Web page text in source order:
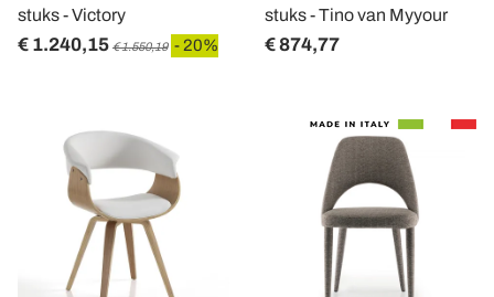
stuks - Victory
€ 1.240,15 € 1.550,19 - 20%
stuks - Tino van Myyour
€ 874,77